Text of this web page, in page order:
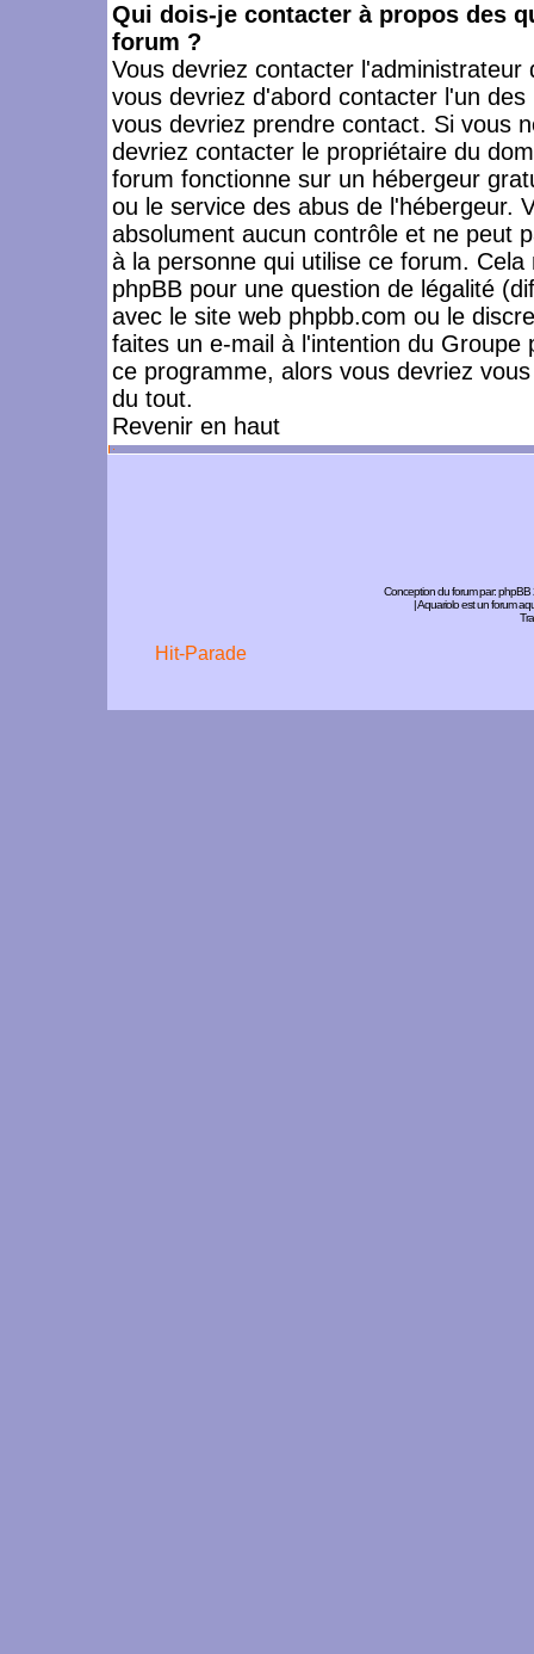
Qui dois-je contacter à propos des
forum ?
Vous devriez contacter
vous devriez d'abord contacter l'un
vous devriez prendre contact. Si vous
devriez contacter le propriétaire du
forum fonctionne sur un hébergeur
ou le service des abus de l'hébergeur.
absolument aucun contrôle et ne peut
à la personne qui utilise ce forum.
phpBB pour une question de légalité
avec le site web phpbb.com ou le
faites un e-mail à l'intention du
ce programme, alors vous devriez
du tout.
Revenir en haut
Conception du forum par:phpBB
| Aquariolo est un forum